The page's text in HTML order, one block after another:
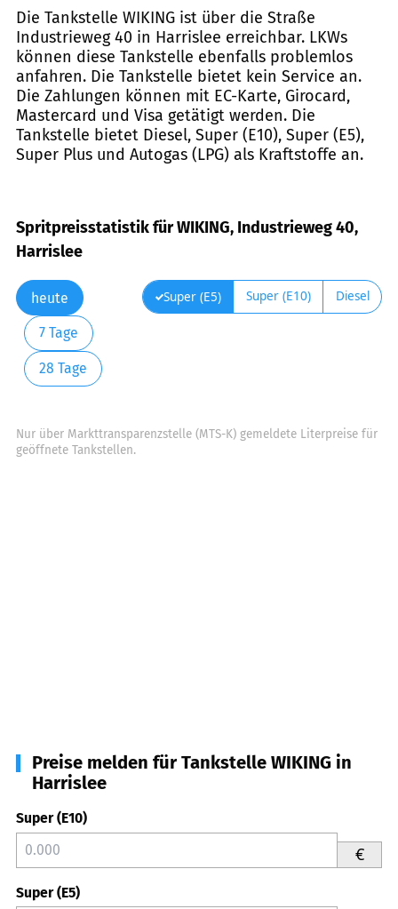
Die Tankstelle WIKING ist über die Straße
Industrieweg 40 in Harrislee erreichbar. LKWs
können diese Tankstelle ebenfalls problemlos
anfahren. Die Tankstelle bietet kein Service an.
Die Zahlungen können mit EC-Karte, Girocard,
Mastercard und Visa getätigt werden. Die
Tankstelle bietet Diesel, Super (E10), Super (E5),
Super Plus und Autogas (LPG) als Kraftstoffe an.
Spritpreisstatistik für WIKING, Industrieweg 40,
Harrislee
heute
7 Tage
28 Tage
Super (E5) Super (E10) Diesel
Nur über Markttransparenzstelle (MTS-K) gemeldete Literpreise für
geöffnete Tankstellen.
Preise melden für Tankstelle WIKING in
Harrislee
Super (E10)
€
Super (E5)